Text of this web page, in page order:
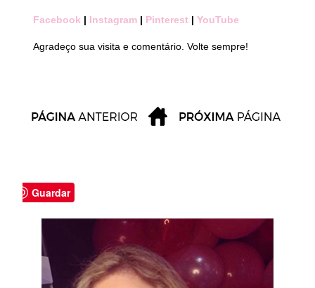
Facebook | Instagram | Pinterest | YouTube
Agradeço sua visita e comentário. Volte sempre!
Guardar